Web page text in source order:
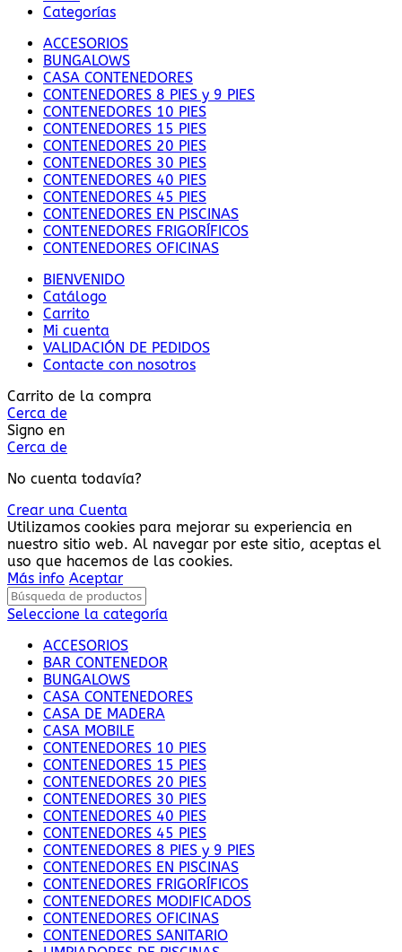
Categorías
ACCESORIOS
BUNGALOWS
CASA CONTENEDORES
CONTENEDORES 8 PIES y 9 PIES
CONTENEDORES 10 PIES
CONTENEDORES 15 PIES
CONTENEDORES 20 PIES
CONTENEDORES 30 PIES
CONTENEDORES 40 PIES
CONTENEDORES 45 PIES
CONTENEDORES EN PISCINAS
CONTENEDORES FRIGORÍFICOS
CONTENEDORES OFICINAS
BIENVENIDO
Catálogo
Carrito
Mi cuenta
VALIDACIÓN DE PEDIDOS
Contacte con nosotros
Carrito de la compra
Cerca de
Signo en
Cerca de
No cuenta todavía?
Crear una Cuenta
Utilizamos cookies para mejorar su experiencia en
nuestro sitio web. Al navegar por este sitio, aceptas el
uso que hacemos de las cookies.
Más info Aceptar
Seleccione la categoría
ACCESORIOS
BAR CONTENEDOR
BUNGALOWS
CASA CONTENEDORES
CASA DE MADERA
CASA MOBILE
CONTENEDORES 10 PIES
CONTENEDORES 15 PIES
CONTENEDORES 20 PIES
CONTENEDORES 30 PIES
CONTENEDORES 40 PIES
CONTENEDORES 45 PIES
CONTENEDORES 8 PIES y 9 PIES
CONTENEDORES EN PISCINAS
CONTENEDORES FRIGORÍFICOS
CONTENEDORES MODIFICADOS
CONTENEDORES OFICINAS
CONTENEDORES SANITARIO